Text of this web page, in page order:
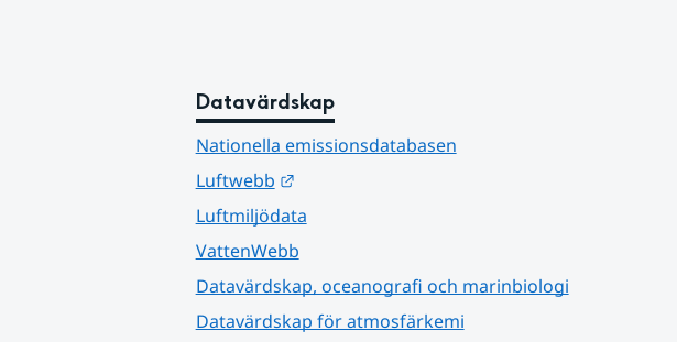
Datavärdskap
Nationella emissionsdatabasen
Luftwebb
Länk till annan webbplats.
Luftmiljödata
VattenWebb
Datavärdskap, oceanografi och marinbiologi
Datavärdskap för atmosfärkemi